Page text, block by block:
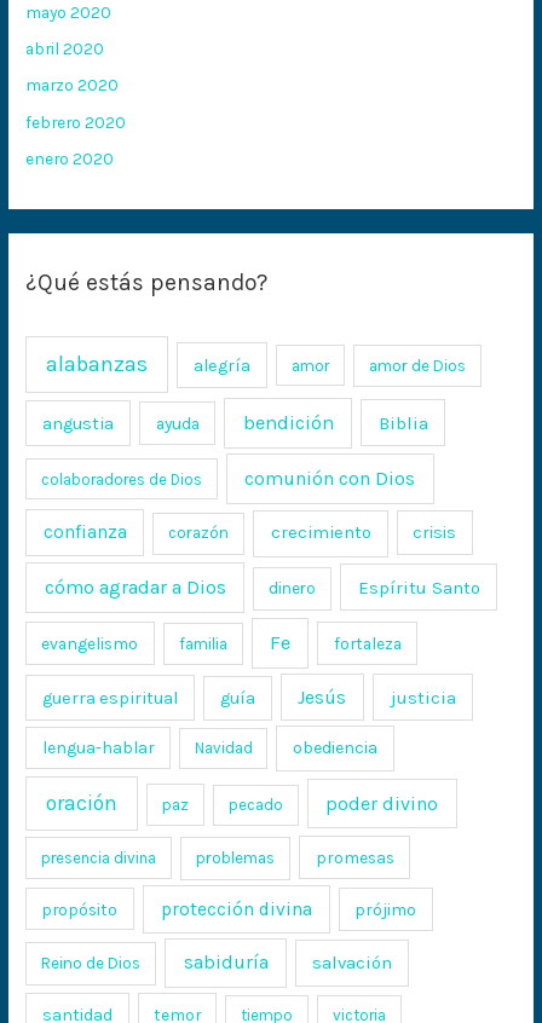
mayo 2020
abril 2020
marzo 2020
febrero 2020
enero 2020
¿Qué estás pensando?
alabanzas alegría amor amor de Dios
angustia ayuda bendición Biblia
colaboradores de Dios comunión con Dios
confianza corazón crecimiento crisis
cómo agradar a Dios dinero Espíritu Santo
evangelismo familia Fe fortaleza
guerra espiritual guía Jesús justicia
lengua-hablar Navidad obediencia
oración paz pecado poder divino
presencia divina problemas promesas
propósito protección divina prójimo
Reino de Dios sabiduría salvación
santidad temor tiempo victoria